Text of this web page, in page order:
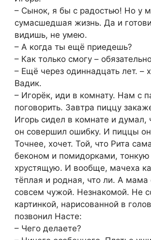
– Сынок, я бы с радостью! Но у
сумасшедшая жизнь. Да и
видишь, не умею.
– А когда ты ещё приедешь?
– Как только смогу –
– Ещё через одиннадцать лет. –
Вадик.
– Игорёк, иди в комнату. Нам с
поговорить. Завтра пиццу
Игорь сидел в комнате и думал,
он совершил ошибку. И пиццы он
Точнее, хочет. Той, что Рита
беконом и помидорками, тонкую
хрустящую. И вообще, мачеха
тёплая и родная, что ли. А мама
совсем чужой. Незнакомой. Не
картинкой, нарисованной в
позвонил Насте:
– Чего делаете?